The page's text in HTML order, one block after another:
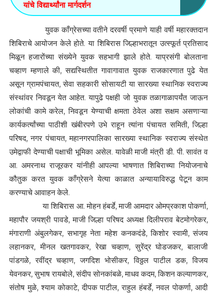
यांचे विद्यार्थ्यांना मार्गदर्शन
युवक काँग्रेसच्या वतीने दरवर्षी प्रमाणे याही वर्षी महारक्तदान
शिबिराचे आयोजन केले होते. या शिबिरास जिल्हाभरातून उत्स्फूर्त प्रतिसाद
मिळून हजारोंच्या संख्येने युवक सहभागी झाले होते. याप्रसंगी बोलताना
चव्हाण म्हणाले की, सद्यस्थितीत गावागावात युवक राजकारणात पुढे येत
असून ग्रामपंचायत, सेवा सहकारी सोसायटी या सारख्या स्थानिक स्वराज्य
संस्थांवर निवडून येत आहेत. यापुढे पक्षही जो युवक तळागाळापर्यंत जाऊन
लोकांची कामे करेल, निवडून येण्याची क्षमता ठेवेल अशा सक्षम असणाऱ्या
कार्यकर्त्यांच्या पाठीशी खंबीरपणे उभे राहून त्यांना पंचायत समिती, जिल्हा
परिषद, नगर पंचायत, महानगरपालिका सारख्या स्थानिक स्वराज्य संस्थेत
उमेद्वाफी देण्याची पक्षाची भूमिका असेल. यावेळी माजी मंत्री डी. पी. सावंत व
आ. अमरनाथ राजूरकर यांनीही आपल्या भाषणात शिबिराच्या नियोजनाचे
कौतुक करत युवक काँग्रेसने येत्या काळात अन्यायाविरुद्ध पेटून काम
करण्याचे आवाहन केले.
या शिबिरास आ. मोहन हंबर्डे, माजी आमदार ओमप्रकाश पोकर्णा,
महापौर जयश्री पावडे, माजी जिल्हा परिषद अध्यक्ष दिलीपराव बेटमोगरेकर,
मंगाराणी अंबुलगेकर, सभागृह नेता महेश कनकदंडे, किशोर स्वामी, संजय
लहानकर, मीनल खतगावकर, रेखा चव्हाण, सुरेंद्र घोडजकर, बालाजी
पांडगळे, रवींद्र चव्हाण, जगदिश भोसीकर, विठ्ठल पाटील डक, विजय
येवनकर, सुभाष रायबोले, संदीप सोनकांबळे, माधव कदम, किशन कल्याणकर,
संतोष मुळे, श्याम कोकाटे, दीपक पाटील, राहुल हंबर्डे, नवल पोकर्णा, आदी